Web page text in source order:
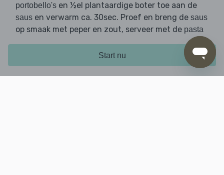
Start nu
portobello's en ½el plantaardige boter toe aan de
saus en verwarm ca. 30sec. Proef en breng de saus
op smaak met peper en zout, serveer met de pasta